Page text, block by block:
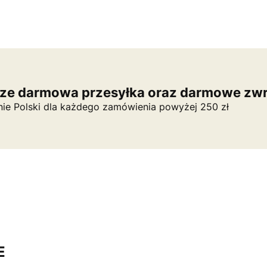
darmowa przesyłka oraz darmowe
Polski dla każdego zamówienia powyżej 250 zł